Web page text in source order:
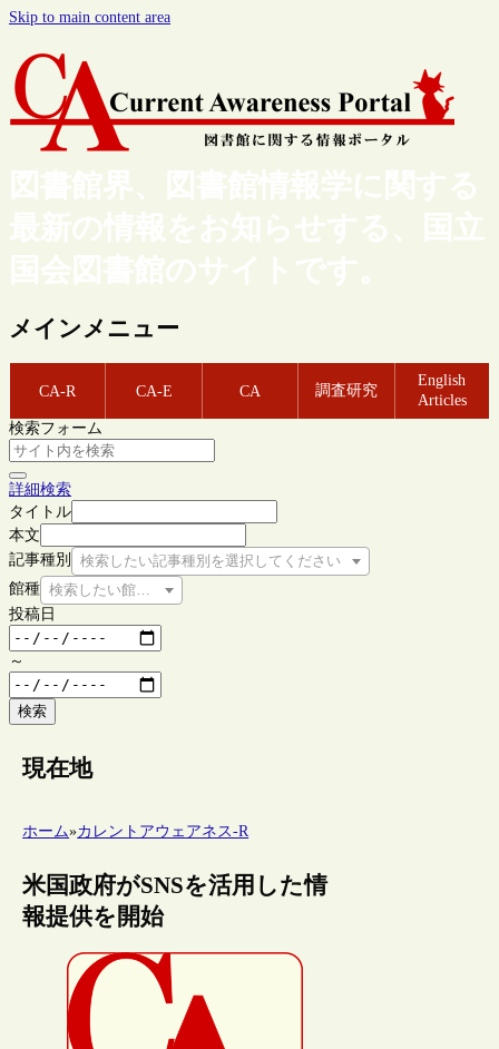
Skip to main content area
図書館界、図書館情報学に関する
最新の情報をお知らせする、国立
国会図書館のサイトです。
メインメニュー
CA-R CA-E CA 調査研究
English
Articles
検索フォーム
詳細検索
タイトル
本文
記事種別
検索したい記事種別を選択してください
館種 検索したい館種を選択してください
投稿日
～
検索
現在地
ホーム»カレントアウェアネス-R
米国政府がSNSを活用した情
報提供を開始